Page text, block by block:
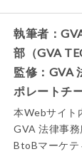
執筆者：
部（GVA
監修：GVA
ポレートチ
本Webサイト
GVA 法律事務
BtoBマーケテ